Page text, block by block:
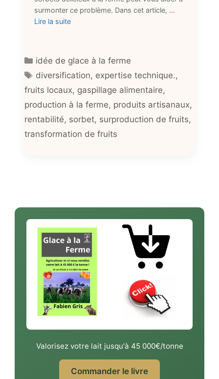
surmonter ce problème. Dans cet article, …
Lire la suite
Catégories
idée de glace à la ferme
Étiquettes
diversification, expertise technique.,
fruits locaux, gaspillage alimentaire,
production à la ferme, produits artisanaux,
rentabilité, sorbet, surproduction de fruits,
transformation de fruits
Valorisez votre lait jusqu'à 45 000€/tonne
Commander le livre